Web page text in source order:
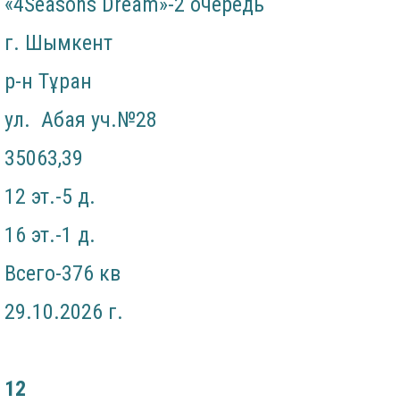
г. Шымкент
р-н Тұран
ул. Абая уч.№28
35063,39
12 эт.-5 д.
16 эт.-1 д.
Всего-376 кв
29.10.2026 г.
12